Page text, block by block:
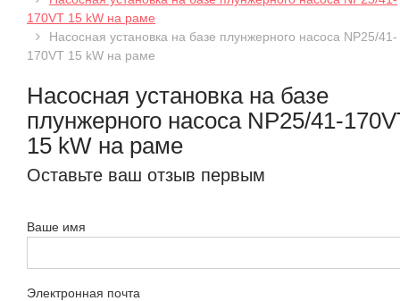
170VT 15 kW на раме
Насосная установка на базе плунжерного насоса NP25/41-
170VT 15 kW на раме
Насосная установка на базе
плунжерного насоса NP25/41-
15 kW на раме
Оставьте ваш отзыв первым
Ваше имя
Электронная почта